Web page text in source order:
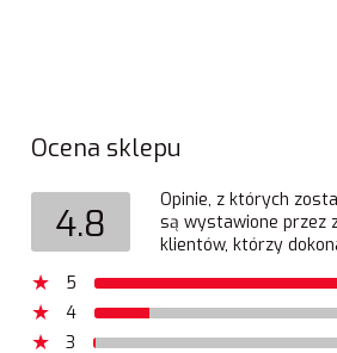
Ocena sklepu
4.8
Opinie, z których
są wystawione przez
klientów, którzy
5
4
3